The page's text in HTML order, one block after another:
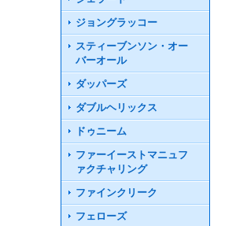
ジョングラッコー
スティーブンソン・オー
バーオール
ダッパーズ
ダブルヘリックス
ドゥニーム
ファーイーストマニュフ
ァクチャリング
ファインクリーク
フェローズ